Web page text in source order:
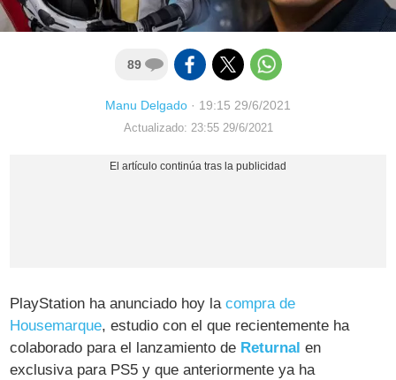
89
Manu Delgado · 19:15 29/6/2021
Actualizado: 23:55 29/6/2021
PlayStation ha anunciado hoy lacompra de
Housemarque, estudio con el que recientemente ha
colaborado para el lanzamiento de Returnal en
exclusiva para PS5 y que anteriormente ya ha